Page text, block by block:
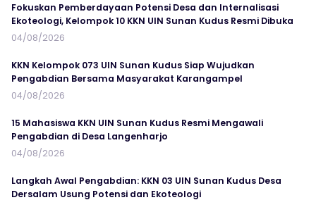
Fokuskan Pemberdayaan Potensi Desa dan Internalisasi
Ekoteologi, Kelompok 10 KKN UIN Sunan Kudus Resmi Dibuka
04/08/2026
KKN Kelompok 073 UIN Sunan Kudus Siap Wujudkan
Pengabdian Bersama Masyarakat Karangampel
04/08/2026
15 Mahasiswa KKN UIN Sunan Kudus Resmi Mengawali
Pengabdian di Desa Langenharjo
04/08/2026
Langkah Awal Pengabdian: KKN 03 UIN Sunan Kudus Desa
Dersalam Usung Potensi dan Ekoteologi